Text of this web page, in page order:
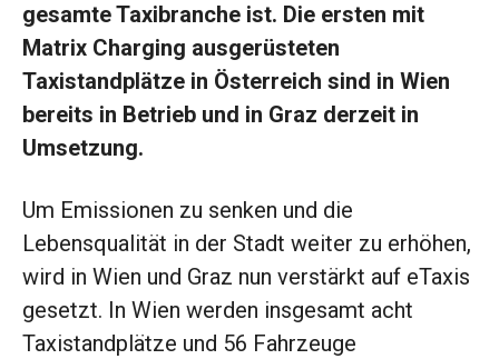
gesamte Taxibranche ist. Die ersten mit
Matrix Charging ausgerüsteten
Taxistandplätze in Österreich sind in Wien
bereits in Betrieb und in Graz derzeit in
Umsetzung.
Um Emissionen zu senken und die
Lebensqualität in der Stadt weiter zu erhöhen,
wird in Wien und Graz nun verstärkt auf eTaxis
gesetzt. In Wien werden insgesamt acht
Taxistandplätze und 56 Fahrzeuge